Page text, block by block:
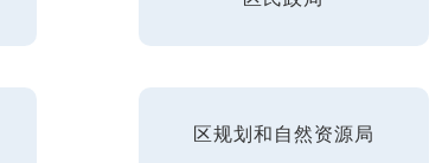
区规划和自然资源局